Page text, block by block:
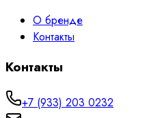
О бренде
Контакты
Контакты
+7 (933) 203 0232